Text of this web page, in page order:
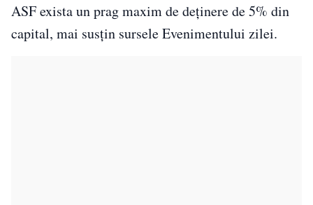
ASF exista un prag maxim de deținere de 5% din
capital, mai susțin sursele Evenimentului zilei.